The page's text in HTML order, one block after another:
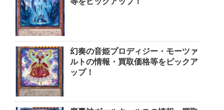
幻奏の音姫プロディジー・モーツァ
ルトの情報・買取価格等をピックア
ップ！